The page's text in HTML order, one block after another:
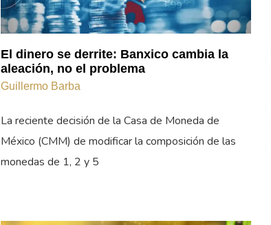
El dinero se derrite: Banxico cambia la
aleación, no el problema
Guillermo Barba
La reciente decisión de la Casa de Moneda de
México (CMM) de modificar la composición de las
monedas de 1, 2 y 5